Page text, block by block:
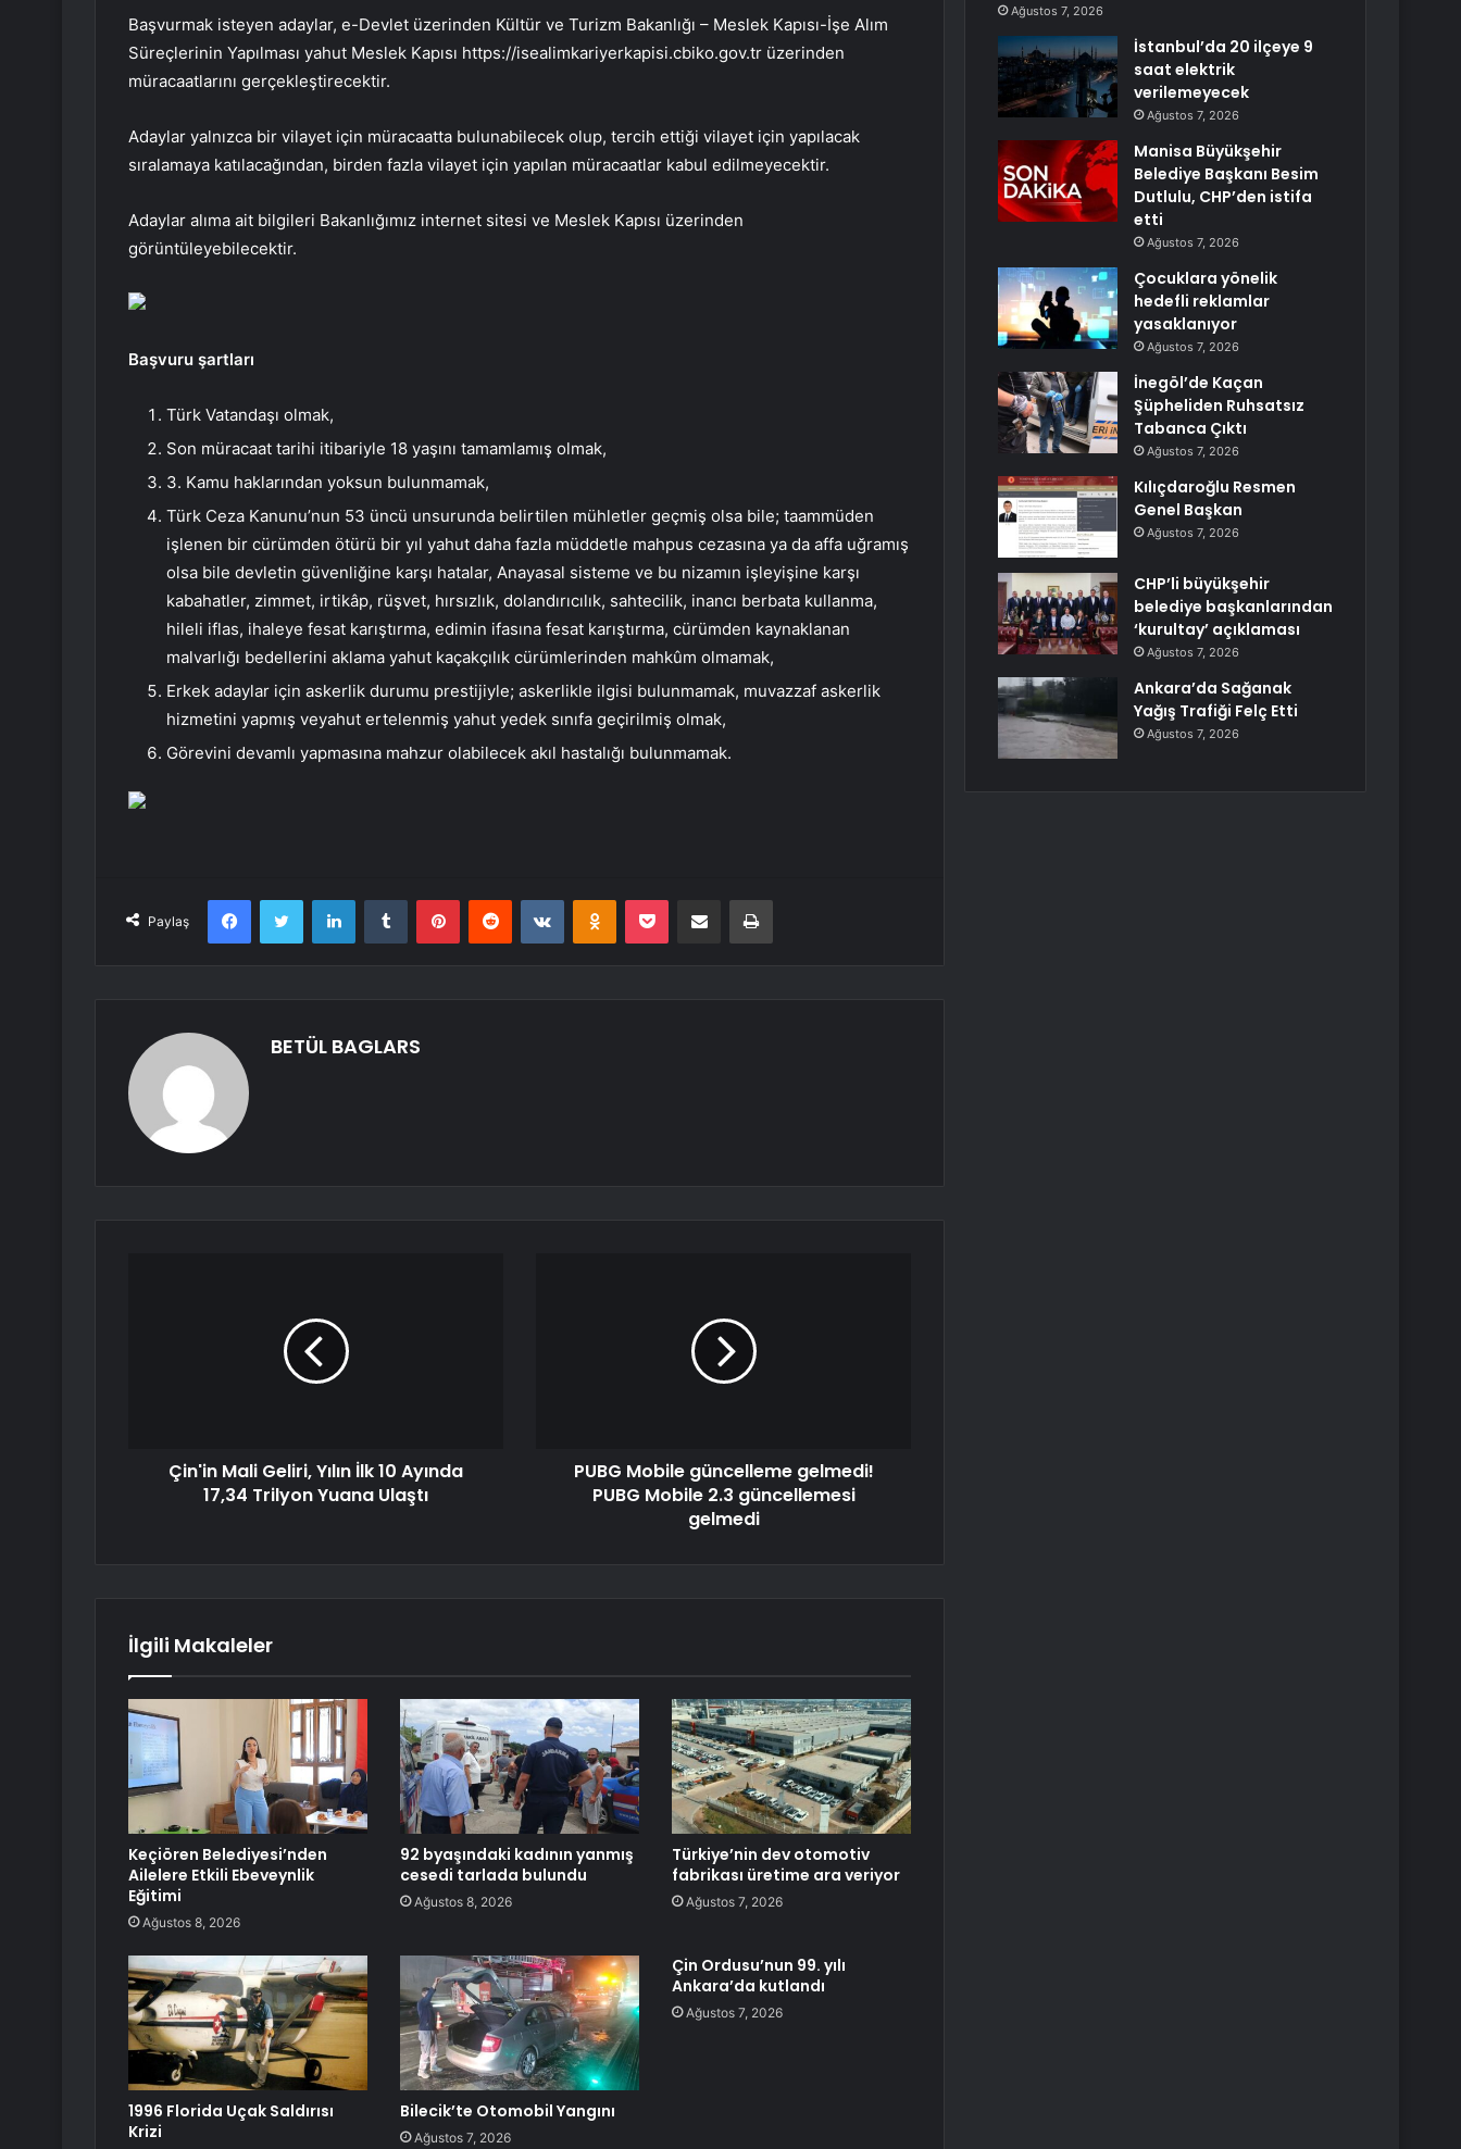
Başvurmak isteyen adaylar, e-Devlet üzerinden Kültür ve Turizm Bakanlığı – Meslek Kapısı-İşe Alım
Süreçlerinin Yapılması yahut Meslek Kapısı https://isealimkariyerkapisi.cbiko.gov.tr üzerinden
müracaatlarını gerçekleştirecektir.
Adaylar yalnızca bir vilayet için müracaatta bulunabilecek olup, tercih ettiği vilayet için yapılacak
sıralamaya katılacağından, birden fazla vilayet için yapılan müracaatlar kabul edilmeyecektir.
Adaylar alıma ait bilgileri Bakanlığımız internet sitesi ve Meslek Kapısı üzerinden
görüntüleyebilecektir.
Başvuru şartları
Türk Vatandaşı olmak,
Son müracaat tarihi itibariyle 18 yaşını tamamlamış olmak,
3. Kamu haklarından yoksun bulunmamak,
Türk Ceza Kanunu’nun 53 üncü unsurunda belirtilen mühletler geçmiş olsa bile; taammüden
işlenen bir cürümden ötürü bir yıl yahut daha fazla müddetle mahpus cezasına ya da affa uğramış
olsa bile devletin güvenliğine karşı hatalar, Anayasal sisteme ve bu nizamın işleyişine karşı
kabahatler, zimmet, irtikâp, rüşvet, hırsızlık, dolandırıcılık, sahtecilik, inancı berbata kullanma,
hileli iflas, ihaleye fesat karıştırma, edimin ifasına fesat karıştırma, cürümden kaynaklanan
malvarlığı bedellerini aklama yahut kaçakçılık cürümlerinden mahkûm olmamak,
Erkek adaylar için askerlik durumu prestijiyle; askerlikle ilgisi bulunmamak, muvazzaf askerlik
hizmetini yapmış veyahut ertelenmiş yahut yedek sınıfa geçirilmiş olmak,
Görevini devamlı yapmasına mahzur olabilecek akıl hastalığı bulunmamak.
Paylaş
FacebookTwitter LinkedInTumblr PinterestReddit VKontakteOdnoklassniki
Pocket E-Posta ile paylaş Yazdır
BETÜL BAGLARS
Çin'in Mali Geliri, Yılın İlk 10 Ayında
17,34 Trilyon Yuana Ulaştı
PUBG Mobile güncelleme gelmedi!
PUBG Mobile 2.3 güncellemesi
gelmedi
İlgili Makaleler
Keçiören Belediyesi’nden
Ailelere Etkili Ebeveynlik
Eğitimi
Ağustos 8, 2026
92 byaşındaki kadının yanmış
cesedi tarlada bulundu
Ağustos 8, 2026
Türkiye’nin dev otomotiv
fabrikası üretime ara veriyor
Ağustos 7, 2026
1996 Florida Uçak Saldırısı
Krizi
Bilecik’te Otomobil Yangını
Ağustos 7, 2026
Çin Ordusu’nun 99. yılı
Ankara’da kutlandı
Ağustos 7, 2026
Ağustos 7, 2026
İstanbul’da 20 ilçeye 9
saat elektrik
verilemeyecek
Ağustos 7, 2026
Manisa Büyükşehir
Belediye Başkanı Besim
Dutlulu, CHP’den istifa
etti
Ağustos 7, 2026
Çocuklara yönelik
hedefli reklamlar
yasaklanıyor
Ağustos 7, 2026
İnegöl’de Kaçan
Şüpheliden Ruhsatsız
Tabanca Çıktı
Ağustos 7, 2026
Kılıçdaroğlu Resmen
Genel Başkan
Ağustos 7, 2026
CHP’li büyükşehir
belediye başkanlarından
‘kurultay’ açıklaması
Ağustos 7, 2026
Ankara’da Sağanak
Yağış Trafiği Felç Etti
Ağustos 7, 2026